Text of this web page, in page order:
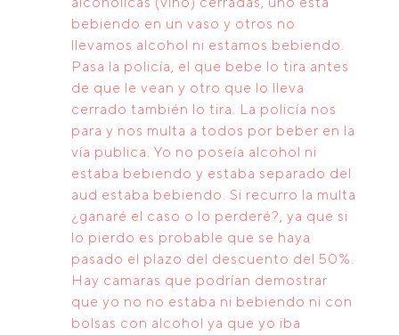
bebiendo en un vaso y otros no
llevamos alcohol ni estamos bebiendo.
Pasa la policía, el que bebe lo tira antes
de que le vean y otro que lo lleva
cerrado también lo tira. La policía nos
para y nos multa a todos por beber en la
vía publica. Yo no poseía alcohol ni
estaba bebiendo y estaba separado del
aud estaba bebiendo. Si recurro la multa
¿ganaré el caso o lo perderé?, ya que si
lo pierdo es probable que se haya
pasado el plazo del descuento del 50%.
Hay camaras que podrían demostrar
que yo no no estaba ni bebiendo ni con
bolsas con alcohol ya que yo iba